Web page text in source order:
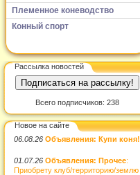
Племенное коневодство
Конный спорт
Рассылка новостей
Всего подписчиков: 238
Новое на сайте
06.08.26 Объявления: Купи коня!
01.07.26 Объявления: Прочее:
Приобрету клуб/территорию/землю